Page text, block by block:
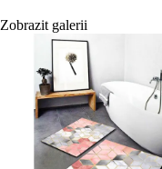
Zobrazit galerii